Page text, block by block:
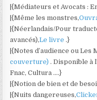
|{Médiateurs et Avocats :
|{Même les monstres,
|{Néerlandais/Pour
avancés),Le livre.}
|{Notes d’audience ou
couverture). Disponible à
Fnac, Cultura ….}
|{Notion de bien et de
|{Nuits dangereuses,